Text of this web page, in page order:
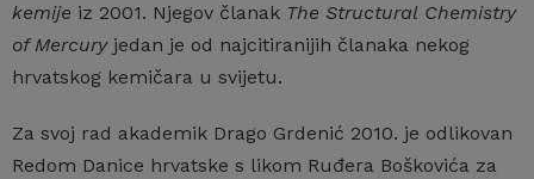
kemije iz 2001. Njegov članak The Structural Chemistry
of Mercury jedan je od najcitiranijih članaka nekog
hrvatskog kemičara u svijetu.
Za svoj rad akademik Drago Grdenić 2010. je odlikovan
Redom Danice hrvatske s likom Ruđera Boškovića za